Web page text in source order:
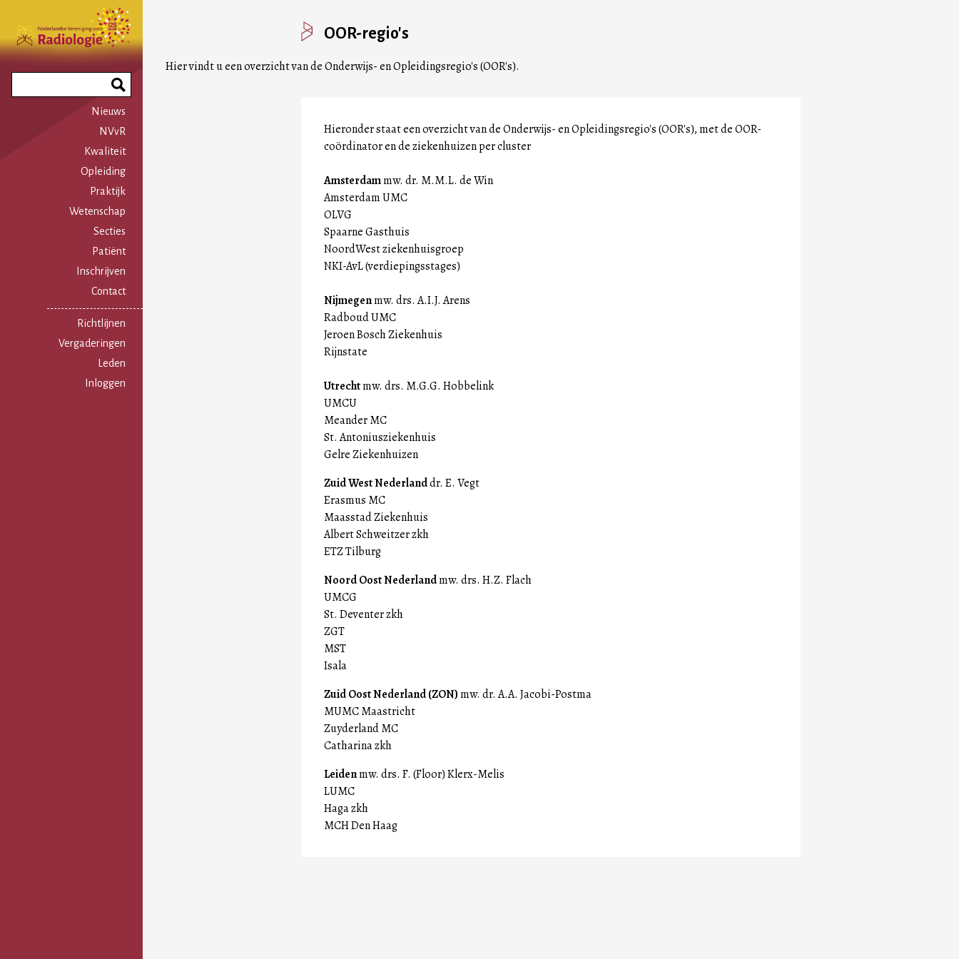
naar
de
inhoud
gaan
Phrase
Nieuws
NVvR
Kwaliteit
Opleiding
Praktijk
Wetenschap
Secties
Patiënt
Inschrijven
Contact
Gebruikersmenu
Richtlijnen
Vergaderingen
Leden
Inloggen
OOR-regio's
Hier vindt u een overzicht van de Onderwijs- en Opleidingsregio's (OOR's).
Hieronder staat een overzicht van de Onderwijs- en Opleidingsregio's (OOR's), met de OOR-
coördinator en de ziekenhuizen per cluster
Amsterdammw. dr. M.M.L. de Win
Amsterdam UMC
OLVG
Spaarne Gasthuis
NoordWest ziekenhuisgroep
NKI-AvL (verdiepingsstages)
Nijmegenmw. drs. A.I.J. Arens
Radboud UMC
Jeroen Bosch Ziekenhuis
Rijnstate
Utrechtmw. drs. M.G.G. Hobbelink
UMCU
Meander MC
St. Antoniusziekenhuis
Gelre Ziekenhuizen
Zuid West Nederlanddr. E. Vegt
Erasmus MC
Maasstad Ziekenhuis
Albert Schweitzer zkh
ETZ Tilburg
Noord Oost Nederlandmw. drs. H.Z. Flach
UMCG
St. Deventer zkh
ZGT
MST
Isala
Zuid Oost Nederland (ZON)mw. dr. A.A. Jacobi-Postma
MUMC Maastricht
Zuyderland MC
Catharina zkh
Leidenmw. drs. F. (Floor) Klerx-Melis
LUMC
Haga zkh
MCH Den Haag